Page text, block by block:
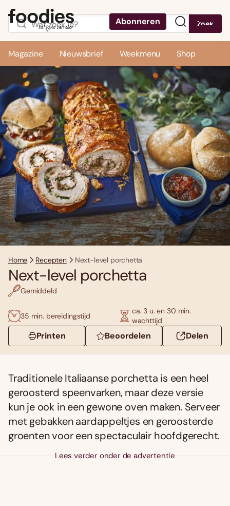
Abonneren Zoek
Magazine Nieuwsbrief Weekmenu Shop
Home Recepten Next-level porchetta
Next-level porchetta
Gemiddeld
35 min. bereidingstijd
ca. 3 u. en 30 min.
wachttijd
Printen Beoordelen Delen
Traditionele Italiaanse porchetta is een heel
geroosterd speenvarken, maar deze versie
kun je ook in een gewone oven maken. Serveer
met gebakken aardappeltjes en geroosterde
groenten voor een spectaculair hoofdgerecht.
Lees verder onder de advertentie